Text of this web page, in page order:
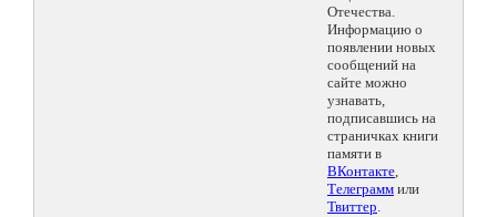
Отечества.
Информацию о
появлении новых
сообщений на
сайте можно
узнавать,
подписавшись на
страничках книги
памяти в
ВКонтакте,
Телеграмм или
Твиттер.